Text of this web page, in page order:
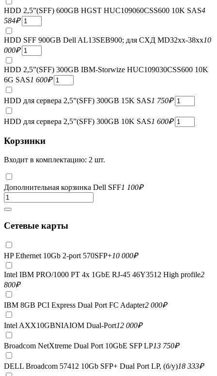
HDD 2,5”(SFF) 600GB HGST HUC109060CSS600 10K SAS4
584₽
HDD SFF 900GB Dell AL13SEB900; для СХД MD32xx-38xx10
000₽
HDD 2,5”(SFF) 300GB IBM-Storwize HUC109030CSS600 10K
6G SAS1 600₽
HDD для сервера 2,5”(SFF) 300GB 15K SAS1 750₽
HDD для сервера 2,5”(SFF) 300GB 10K SAS1 600₽
Корзинки
Входит в комплектацию: 2 шт.
Дополнительная корзинка Dell SFF1 100₽
Сетевые карты
HP Ethernet 10Gb 2-port 570SFP+10 000₽
Intel IBM PRO/1000 PT 4x 1GbE RJ-45 46Y3512 High profile2
800₽
IBM 8GB PCI Express Dual Port FC Adapter2 000₽
Intel AXX10GBNIAIOM Dual-Port12 000₽
Broadcom NetXtreme Dual Port 10GbE SFP LP13 750₽
DELL Broadcom 57412 10Gb SFP+ Dual Port LP, (б/у)18 333₽